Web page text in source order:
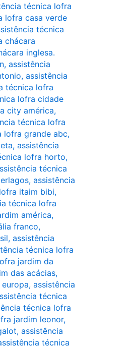
técnica lofra
lofra casa verde
técnica
chácara
inglesa.
, assistência
, assistência
técnica lofra
lofra cidade
city américa,
técnica lofra
lofra grande abc,
, assistência
lofra horto,
técnica
, assistência
itaim bibi,
técnica lofra
américa,
franco,
, assistência
técnica lofra
jardim da
das acácias,
, assistência
técnica
técnica lofra
jardim leonor,
, assistência
técnica